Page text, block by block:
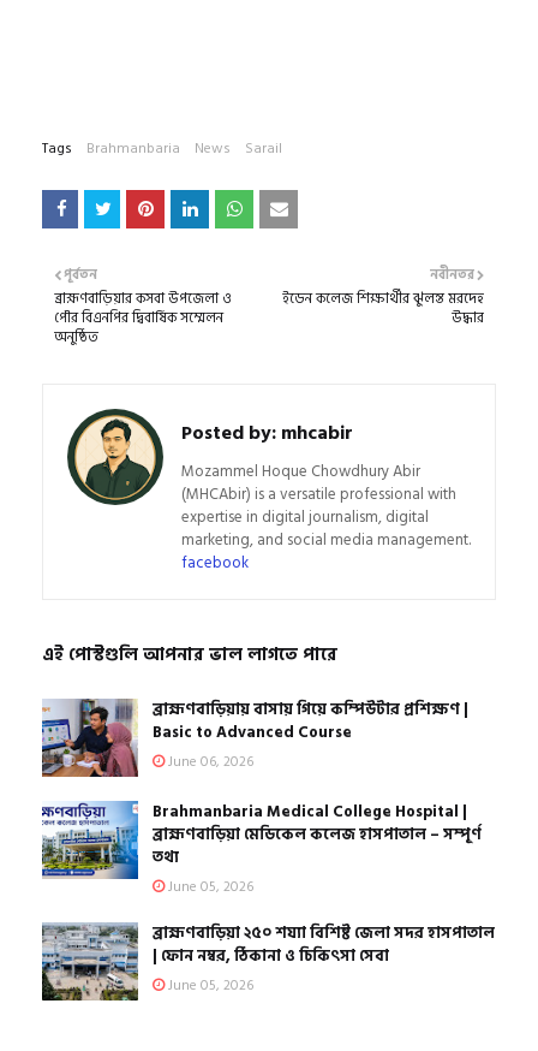
Tags Brahmanbaria News Sarail
নবীনতর
ইডেন কলেজ শিক্ষার্থীর ঝুলন্ত মরদেহ
উদ্ধার
পূর্বতন
ব্রাহ্মণবাড়িয়ার কসবা উপজেলা ও
পৌর বিএনপির দ্বিবার্ষিক সম্মেলন
অনুষ্ঠিত
Posted by:mhcabir
Mozammel Hoque Chowdhury Abir
(MHCAbir) is a versatile professional with
expertise in digital journalism, digital
marketing, and social media management.
facebook
এই পোস্টগুলি আপনার ভাল লাগতে পারে
ব্রাহ্মণবাড়িয়ায় বাসায় গিয়ে কম্পিউটার প্রশিক্ষণ |
Basic to Advanced Course
June 06, 2026
Brahmanbaria Medical College Hospital |
ব্রাহ্মণবাড়িয়া মেডিকেল কলেজ হাসপাতাল – সম্পূর্ণ
তথ্য
June 05, 2026
ব্রাহ্মণবাড়িয়া ২৫০ শয্যা বিশিষ্ট জেলা সদর হাসপাতাল
| ফোন নম্বর, ঠিকানা ও চিকিৎসা সেবা
June 05, 2026